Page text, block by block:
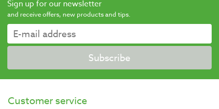
Sign up for our newsletter
and receive offers, new products and tips.
Subscribe
Customer service